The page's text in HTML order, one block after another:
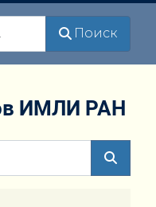
Поиск
ИМЛИ РАН